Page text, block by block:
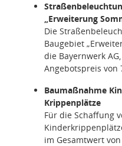
„Erweiterung
Die
Baugebiet
die Bayernwerk
Angebotspreis von
Baumaßnahme
Krippenplätze
Für die Schaffung
im Gesamtwert